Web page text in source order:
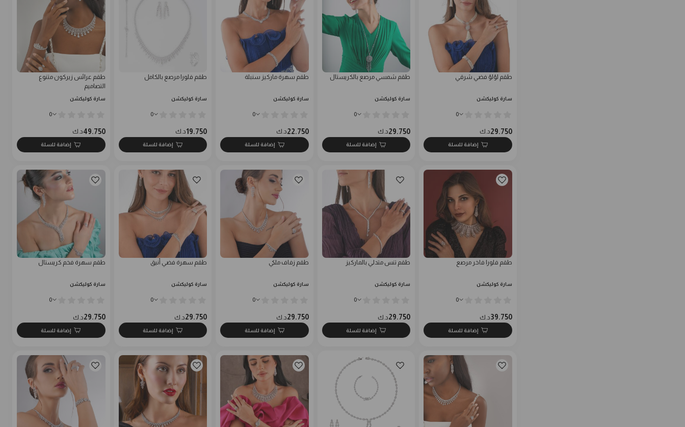
طقم لؤلؤ فضي شرقي
سارة كوليكشن
0
29.750د.ك
إضافة للسلة
طقم شمسي مرصع بالكريستال
سارة كوليكشن
0
29.750د.ك
إضافة للسلة
طقم سهرة ماركيز سنبلة
سارة كوليكشن
0
22.750د.ك
إضافة للسلة
طقم فلورا مرصع بالكامل
سارة كوليكشن
0
19.750د.ك
إضافة للسلة
طقم عرائس زيركون متنوع
التصاميم
سارة كوليكشن
0
49.750د.ك
إضافة للسلة
طقم فلورا فاخر مرصع
سارة كوليكشن
0
39.750د.ك
إضافة للسلة
طقم تنس متدلي بالماركيز
سارة كوليكشن
0
29.750د.ك
إضافة للسلة
طقم زفاف ملكي
سارة كوليكشن
0
29.750د.ك
إضافة للسلة
طقم سهرة فضي أنيق
سارة كوليكشن
0
29.750د.ك
إضافة للسلة
طقم سهرة فخم كريستال
سارة كوليكشن
0
29.750د.ك
إضافة للسلة